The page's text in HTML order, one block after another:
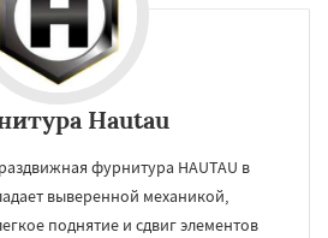
Hautau
фурнитура HAUTAU в
выверенной механикой,
поднятие и сдвиг элементов